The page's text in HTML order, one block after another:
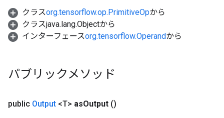
クラスorg.tensorflow.op.PrimitiveOpから
クラスjava.lang.Objectから
インターフェースorg.tensorflow.Operandから
パブリックメソッド
public Output <T> asOutput ()